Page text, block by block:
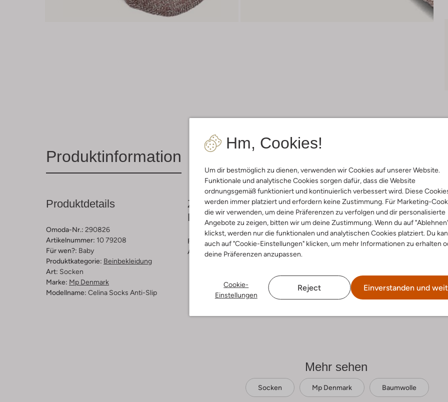
Hm, Cookies!
Um dir bestmöglich zu dienen, verwenden wir Cookies auf unserer Website.
Funktionale und analytische Cookies sorgen dafür, dass die Website
ordnungsgemäß funktioniert und kontinuierlich verbessert wird. Diese
werden immer platziert und erfordern keine Zustimmung. Für Marketing-
die wir verwenden, um deine Präferenzen zu verfolgen und dir personalisierte
Angebote zu zeigen, bitten wir um deine Zustimmung. Wenn du auf
klickst, werden nur die funktionalen und analytischen Cookies platziert. Du
auch auf "Cookie-Einstellungen" klicken, um mehr Informationen zu erhalten
deine Präferenzen anzupassen.
Cookie-
Einstellungen
Reject Einverstanden und
Produktinformation Lieferung & Rückgabe
Produktdetails
Omoda-Nr.: 290826
Artikelnummer: 10 79208
Für wen?: Baby
Produktkategorie: Beinbekleidung
Art: Socken
Marke: Mp Denmark
Modellname: Celina Socks Anti-Slip
Zusammensetzung &
Passform
Farbe : Taupe
Außenmaterial:Baumwolle
Mehr sehen
Socken Mp Denmark Baumwolle